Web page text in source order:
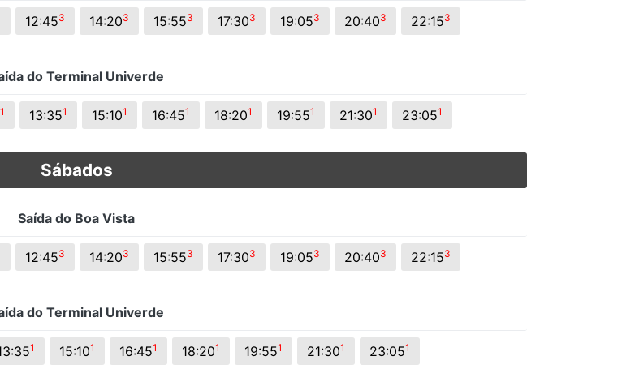
12:453 14:203 15:553 17:303 19:053 20:403 22:153
do Terminal Univerde
1 13:351 15:101 16:451 18:201 19:551 21:301 23:051
Sábados
Saída do Boa Vista
12:453 14:203 15:553 17:303 19:053 20:403 22:153
do Terminal Univerde
1 15:101 16:451 18:201 19:551 21:301 23:051